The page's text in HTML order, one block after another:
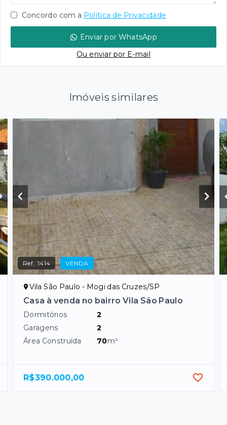
Concordo com a Política de Privacidade
Enviar por WhatsApp
Ou enviar por E-mail
Imóveis similares
Ref.:1414 VENDA
Vila São Paulo - Mogi das Cruzes/SP
Casa à venda no bairro Vila São Paulo
Dormitórios
2
Garagens
2
Área Construída
70m²
R$390.000,00